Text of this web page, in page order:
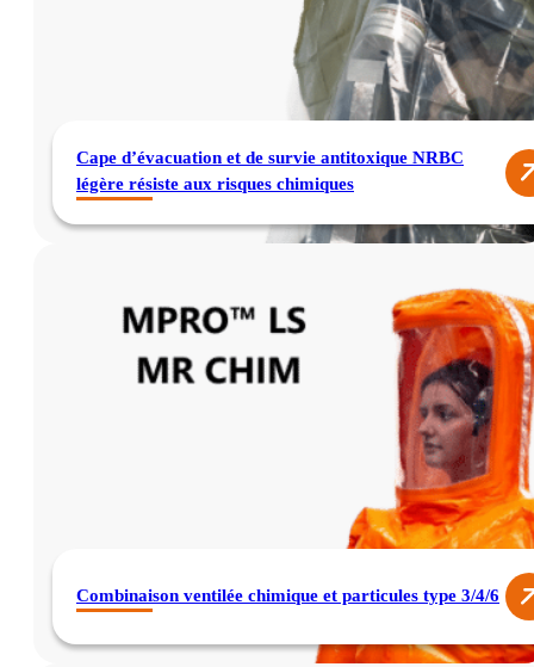
Cape d’évacuation et de survie antitoxique NRBC
légère résiste aux risques chimiques
Combinaison ventilée chimique et particules type 3/4/6